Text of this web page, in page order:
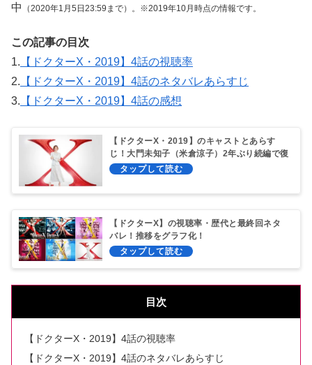
中
（2020年1月5日23:59まで）。※2019年10月時点の情報です。
この記事の目次
1. 【ドクターX・2019】4話の視聴率
2. 【ドクターX・2019】4話のネタバレあらすじ
3. 【ドクターX・2019】4話の感想
【ドクターX・2019】のキャストとあらす
じ！大門未知子（米倉涼子）2年ぶり続編で復
活！
【ドクターX】の視聴率・歴代と最終回ネタ
バレ！推移をグラフ化！
目次
【ドクターX・2019】4話の視聴率
【ドクターX・2019】4話のネタバレあらすじ